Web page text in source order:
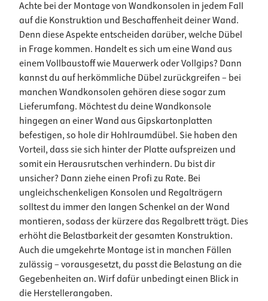
Achte bei der Montage von Wandkonsolen in jedem Fall
auf die Konstruktion und Beschaffenheit deiner Wand.
Denn diese Aspekte entscheiden darüber, welche Dübel
in Frage kommen. Handelt es sich um eine Wand aus
einem Vollbaustoff wie Mauerwerk oder Vollgips? Dann
kannst du auf herkömmliche Dübel zurückgreifen – bei
manchen Wandkonsolen gehören diese sogar zum
Lieferumfang. Möchtest du deine Wandkonsole
hingegen an einer Wand aus Gipskartonplatten
befestigen, so hole dir Hohlraumdübel. Sie haben den
Vorteil, dass sie sich hinter der Platte aufspreizen und
somit ein Herausrutschen verhindern. Du bist dir
unsicher? Dann ziehe einen Profi zu Rate. Bei
ungleichschenkeligen Konsolen und Regalträgern
solltest du immer den langen Schenkel an der Wand
montieren, sodass der kürzere das Regalbrett trägt. Dies
erhöht die Belastbarkeit der gesamten Konstruktion.
Auch die umgekehrte Montage ist in manchen Fällen
zulässig – vorausgesetzt, du passt die Belastung an die
Gegebenheiten an. Wirf dafür unbedingt einen Blick in
die Herstellerangaben.